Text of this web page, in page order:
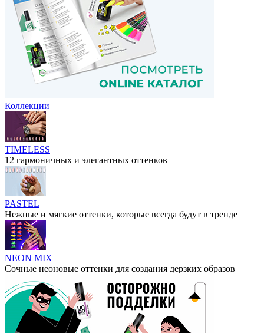
Коллекции
TIMELESS
12 гармоничных и элегантных оттенков
PASTEL
Нежные и мягкие оттенки, которые всегда будут в тренде
NEON MIX
Сочные неоновые оттенки для создания дерзких образов